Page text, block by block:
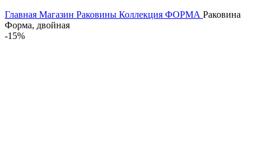
Главная Магазин Раковины Коллекция ФОРМА Раковина
Форма, двойная
-15%